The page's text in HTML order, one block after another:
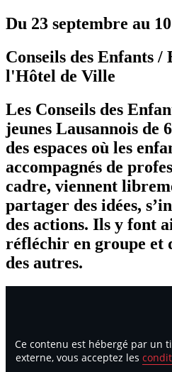
Du 23 septembre au
Conseils des Enfants /
l'Hôtel de Ville
Les Conseils des
jeunes Lausannois de
des espaces où les
accompagnés de
cadre, viennent
partager des idées,
des actions. Ils y font
réfléchir en groupe et
des autres.
Ce contenu est hébergé par un
externe, vous acceptez les